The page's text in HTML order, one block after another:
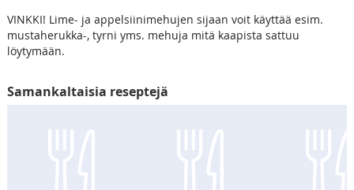
VINKKI! Lime- ja appelsiinimehujen sijaan voit käyttää esim.
mustaherukka-, tyrni yms. mehuja mitä kaapista sattuu
löytymään.
Samankaltaisia reseptejä